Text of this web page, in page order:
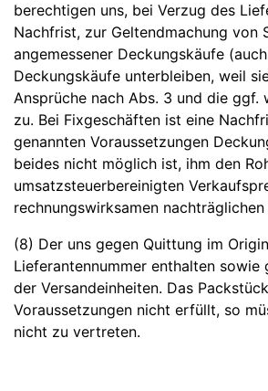
berechtigen uns, bei Verzug des
Nachfrist, zur Geltendmachung von
angemessener Deckungskäufe
Deckungskäufe unterbleiben, weil
Ansprüche nach Abs. 3 und die
zu. Bei Fixgeschäften ist eine
genannten Voraussetzungen
beides nicht möglich ist, ihm den
umsatzsteuerbereinigten
rechnungswirksamen
(8) Der uns gegen Quittung im
Lieferantennummer enthalten
der Versandeinheiten. Das
Voraussetzungen nicht erfüllt, so
nicht zu vertreten.